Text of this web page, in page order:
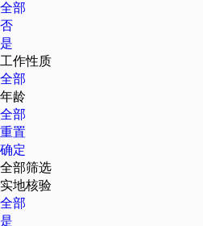
全部
否
是
工作性质
全部
年龄
全部
重置
确定
全部筛选
实地核验
全部
是